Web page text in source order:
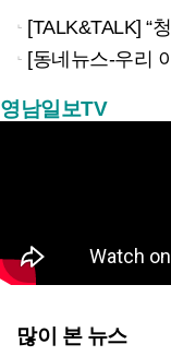
[TALK&TALK] “청년들
[동네뉴스-우리 이웃] 전공
영남일보TV
많이 본 뉴스